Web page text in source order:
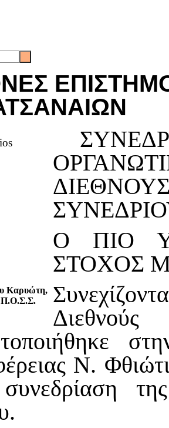
Καρυώτη,
Π.Ο.Σ.Σ.
Ο ΠΙΟ
ΣΤΟΧΟΣ
Διεθνούς
Ν.